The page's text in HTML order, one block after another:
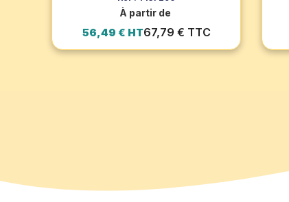
À partir de
56,49 € HT67,79 € TTC